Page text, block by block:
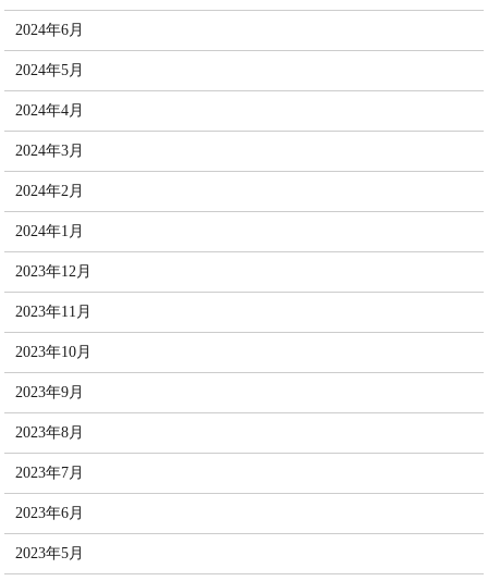
2024年6月
2024年5月
2024年4月
2024年3月
2024年2月
2024年1月
2023年12月
2023年11月
2023年10月
2023年9月
2023年8月
2023年7月
2023年6月
2023年5月